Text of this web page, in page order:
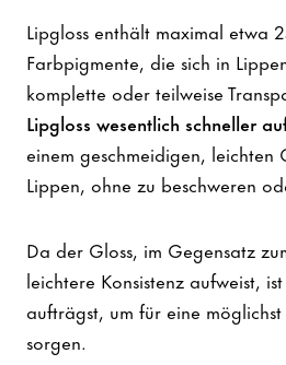
Lipgloss enthält maximal etwa
Farbpigmente, die sich in
komplette oder teilweise
Lipgloss wesentlich schneller
einem geschmeidigen, leichten
Lippen, ohne zu beschweren
Da der Gloss, im Gegensatz
leichtere Konsistenz aufweist,
aufträgst, um für eine möglichst
sorgen.